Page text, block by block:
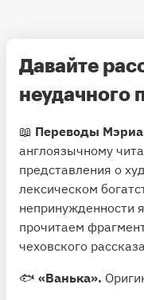
Давайте
неудачного
📖 Переводы
англоязычному
представления о
лексическом
непринужденности
прочитаем
чеховского
🐟 «Ванька».